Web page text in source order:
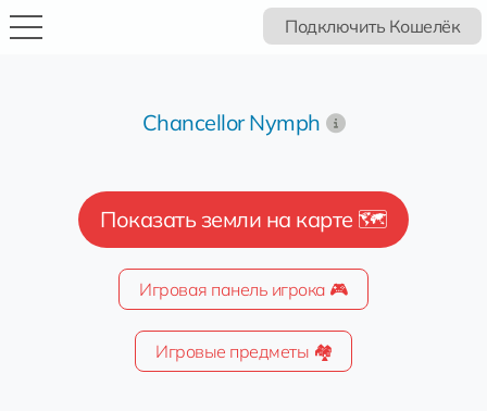
Подключить Кошелёк
Chancellor Nymph
Показать земли на карте 🗺️
Игровая панель игрока 🎮
Игровые предметы 🏘️